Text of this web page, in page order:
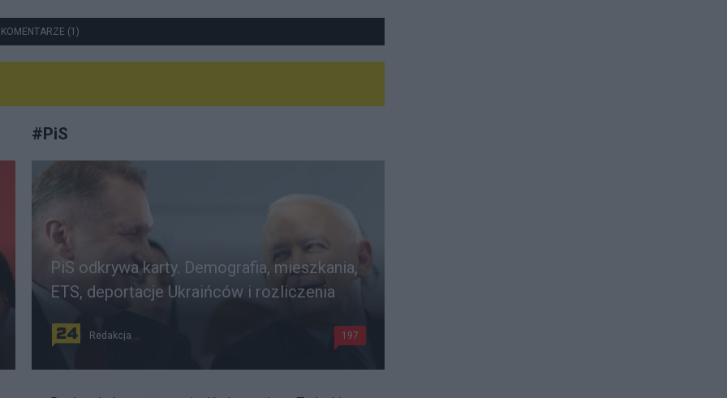
(1)
#PiS
PiS odkrywa karty. Demografia, mieszkania,
ETS, deportacje Ukraińców i rozliczenia
Redakcja 197